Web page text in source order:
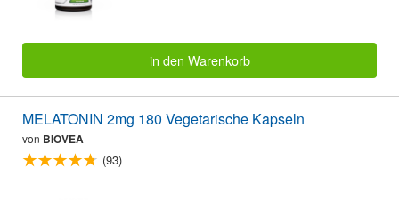
in den Warenkorb
MELATONIN 2mg 180 Vegetarische Kapseln
von BIOVEA
(93)